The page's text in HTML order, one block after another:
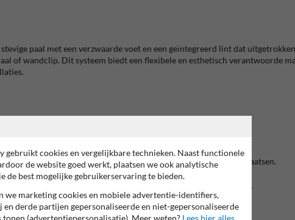
paal met een verzwaarde voet en een geïntegreerd lint dat
of wandclip. Dit systeem biedt een flexibele en esthetisch verantwoorde
creëren van wachtrijen.
begeleiden van bezoekers.
voor gebruik op terrassen, parkeerterreinen of bij bouwplaatsen.
tot een veelzijdige oplossing voor uiteenlopende situaties.
gebruikt cookies en vergelijkbare technieken. Naast functionele
de website goed werkt, plaatsen we ook analytische
de best mogelijke gebruikerservaring te bieden.
we marketing cookies en mobiele advertentie-identifiers,
en derde partijen gepersonaliseerde en niet-gepersonaliseerde
tonen (advertentiepersonalisatie). Meer weten? Lees hier alles